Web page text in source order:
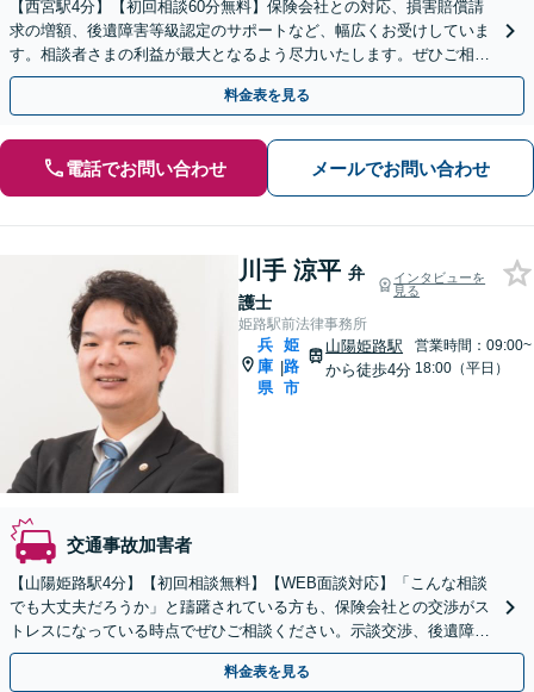
【西宮駅4分】【初回相談60分無料】保険会社との対応、損害賠償請
求の増額、後遺障害等級認定のサポートなど、幅広くお受けしていま
す。相談者さまの利益が最大となるよう尽力いたします。ぜひご相談
ください。【休日・夜間面談可】【WEB面談可】
料金表を見る
電話でお問い合わせ メールでお問い合わせ
川手 涼平 弁
護士
インタビューを
見る
姫路駅前法律事務所
兵
庫
県
|
姫
路
市
山陽姫路駅
から徒歩4分
営業時間：09:00~
18:00（平日）
交通事故加害者
【山陽姫路駅4分】【初回相談無料】【WEB面談対応】「こんな相談
でも大丈夫だろうか」と躊躇されている方も、保険会社との交渉がス
トレスになっている時点でぜひご相談ください。示談交渉、後遺障害
等級認定、過失割合などすべて対応【休日・夜間相談可】
料金表を見る